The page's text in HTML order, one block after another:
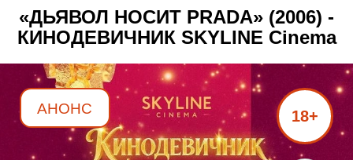
«ДЬЯВОЛ НОСИТ PRADA» (2006) -
КИНОДЕВИЧНИК SKYLINE Cinema
АНОНС 18+